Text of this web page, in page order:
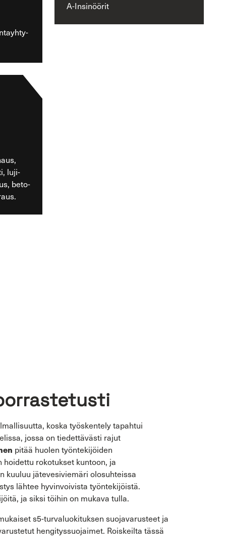
A-​Insinöörit
lu­ji­
be­to­
koska työskentely tapahtui
jossa on tiedettävästi rajut
pitää huolen työntekijöiden
hoidettu rokotukset kuntoon, ja
kuuluu jätevesiviemäri olosuhteissa
lähtee hyvinvoivista työntekijöistä.
ja siksi töihin on mukava tulla.
s5-turvaluokituksen suojavarusteet ja
hengityssuojaimet. Roiskeilta tässä